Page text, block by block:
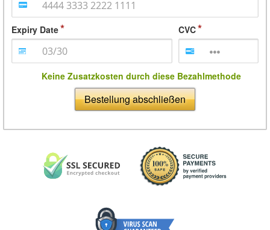
Expiry Date CVC
Keine Zusatzkosten durch diese Bezahlmethode
Bestellung abschließen